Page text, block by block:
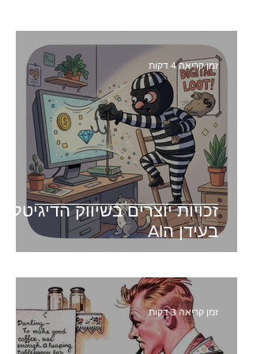
זכויות יוצרים בשיווק הדיגיטלי
בעידן הAI
זמן קריאה 4 דקות
זמן קריאה 3 דקות